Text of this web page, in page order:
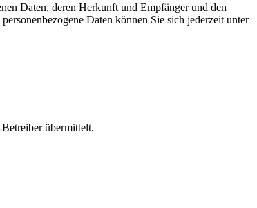
Daten, deren Herkunft und Empfänger und den
Daten können Sie sich jederzeit unter
übermittelt.